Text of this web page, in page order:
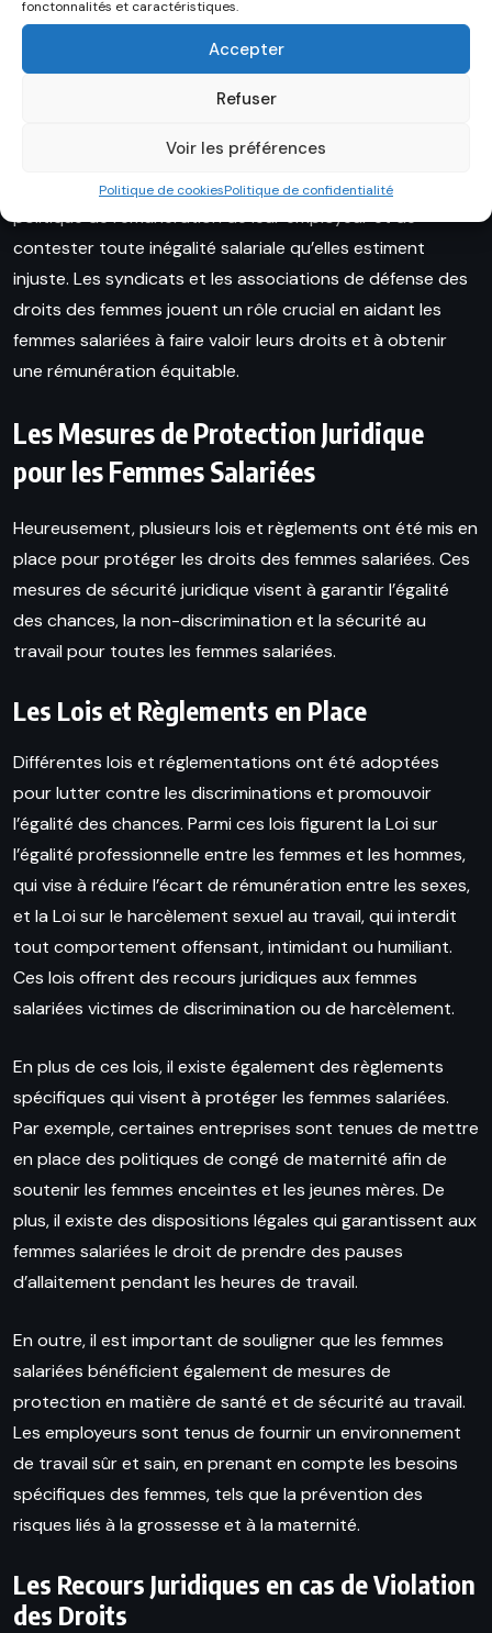
fonctonnalités et caractéristiques.
Accepter
Refuser
Voir les préférences
Politique de cookiesPolitique de confidentialité
responsabilités. Les employeurs qui ne respectent pas
cette obligation peuvent faire l’objet de poursuites
juridiques et être condamnés à verser des dommages-
intérêts aux femmes lésées.
Il est également important de noter que les femmes
salariées ont le droit de demander des informations sur la
politique de rémunération de leur employeur et de
contester toute inégalité salariale qu’elles estiment
injuste. Les syndicats et les associations de défense des
droits des femmes jouent un rôle crucial en aidant les
femmes salariées à faire valoir leurs droits et à obtenir
une rémunération équitable.
Les Mesures de Protection Juridique
pour les Femmes Salariées
Heureusement, plusieurs lois et règlements ont été mis en
place pour protéger les droits des femmes salariées. Ces
mesures de sécurité juridique visent à garantir l’égalité
des chances, la non-discrimination et la sécurité au
travail pour toutes les femmes salariées.
Les Lois et Règlements en Place
Différentes lois et réglementations ont été adoptées
pour lutter contre les discriminations et promouvoir
l’égalité des chances. Parmi ces lois figurent la Loi sur
l’égalité professionnelle entre les femmes et les hommes,
qui vise à réduire l’écart de rémunération entre les sexes,
et la Loi sur le harcèlement sexuel au travail, qui interdit
tout comportement offensant, intimidant ou humiliant.
Ces lois offrent des recours juridiques aux femmes
salariées victimes de discrimination ou de harcèlement.
En plus de ces lois, il existe également des règlements
spécifiques qui visent à protéger les femmes salariées.
Par exemple, certaines entreprises sont tenues de mettre
en place des politiques de congé de maternité afin de
soutenir les femmes enceintes et les jeunes mères. De
plus, il existe des dispositions légales qui garantissent aux
femmes salariées le droit de prendre des pauses
d’allaitement pendant les heures de travail.
En outre, il est important de souligner que les femmes
salariées bénéficient également de mesures de
protection en matière de santé et de sécurité au travail.
Les employeurs sont tenus de fournir un environnement
de travail sûr et sain, en prenant en compte les besoins
spécifiques des femmes, tels que la prévention des
risques liés à la grossesse et à la maternité.
Les Recours Juridiques en cas de Violation
des Droits